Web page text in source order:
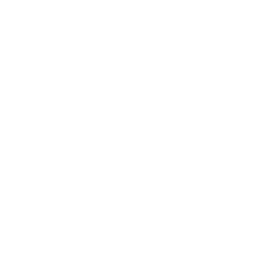
Pri tenisu je podobno. Igralec
podlagi ali proti precej slabšim
ali številke res opisujejo
Najbolj uporabna priprava je
kontekst tekmovanja. Šele
zanjo pa ni jasen iz igre, je bolje
Najboljša uporaba AI je
AI lahko izboljša športno